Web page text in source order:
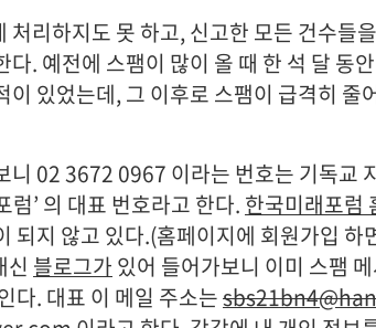
처리하지도 못 하고, 신고한 모든 건수들
다. 예전에 스팸이 많이 올 때 한 석 달 동
이 있었는데, 그 이후로 스팸이 급격히 줄
니 02 3672 0967 이라는 번호는 기독교
럼’ 의 대표 번호라고 한다. 한국미래포럼
되지 않고 있다.(홈페이지에 회원가입 하
신 블로그가 있어 들어가보니 이미 스팸
다. 대표 이 메일 주소는